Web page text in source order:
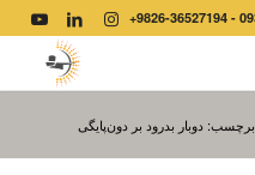
برچسب: دوبار بدرود بر دون‌پایگی